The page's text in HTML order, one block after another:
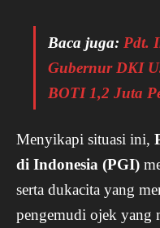
Baca juga: Pdt.
Gubernur DKI
BOTI 1,2 Juta
Menyikapi situasi ini,
di Indonesia (PGI)
serta dukacita yang
pengemudi ojek yang